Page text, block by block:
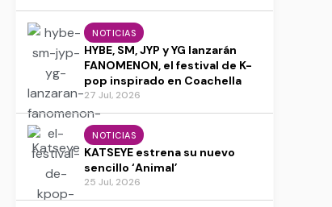
NOTICIAS
HYBE, SM, JYP y YG lanzarán
FANOMENON, el festival de K-
pop inspirado en Coachella
27 Jul, 2026
NOTICIAS
KATSEYE estrena su nuevo
sencillo ‘Animal’
25 Jul, 2026